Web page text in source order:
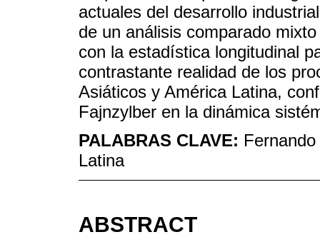
actuales del desarrollo
de un análisis comparado
con la estadística longitudinal
contrastante realidad de los
Asiáticos y América Latina,
Fajnzylber en la dinámica
PALABRAS CLAVE:
Latina
ABSTRACT